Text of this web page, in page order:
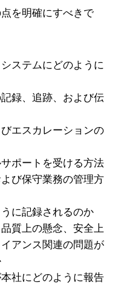
を明確にすべきで
ステムにどのように
録、追跡、および伝
エスカレーションの
ポートを受ける方法
び保守業務の管理方
に記録されるのか
質上の懸念、安全上
アンス関連の問題が
社にどのように報告